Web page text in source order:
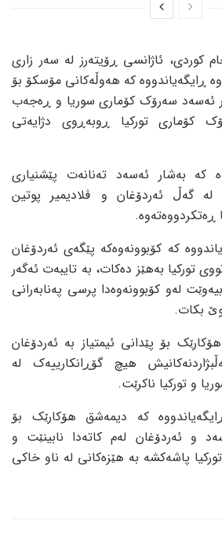
کوردی، ئاژانسی ڕۆیتەرز لە سەر زاری
ڕایگەیاندووە کە هەوڵەکانی مۆسکۆ بۆ
ئەسەد سەرۆک کۆماری سوریا و ڕەجەب
کۆماری تورکیا ڕوبەڕوی دژایەتی
کە بەشار ئەسەد تەنانەت پێشنیاری
لە گەڵ ئەردۆغان و ڤلادیمیر پوتین
کە کۆبوونەوەکە پێگەی ئەردۆغان
تورکیا بەهێز دەکات، بە تایبەت ئەگەر
لەو کۆبوونەوەدا پرسی پەنابەرانی
بکات.
بۆ پێدانی ئیمتیاز بە ئەردۆغان
هیچ گۆڕانکارییەک لە
و تورکیا ناکرێت.
کە دیمەشق هۆکارێک بۆ
و ئەردۆغان لەم کاتەدا نابینێت و
پاشەکشە بە هێزەکانی لە ناو خاکی